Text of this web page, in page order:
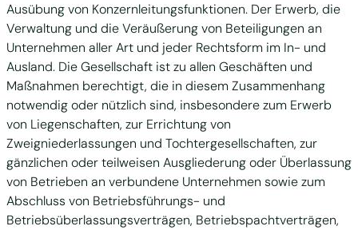
Ausübung von Konzernleitungsfunktionen. Der Erwerb, die
Verwaltung und die Veräußerung von Beteiligungen an
Unternehmen aller Art und jeder Rechtsform im In- und
Ausland. Die Gesellschaft ist zu allen Geschäften und
Maßnahmen berechtigt, die in diesem Zusammenhang
notwendig oder nützlich sind, insbesondere zum Erwerb
von Liegenschaften, zur Errichtung von
Zweigniederlassungen und Tochtergesellschaften, zur
gänzlichen oder teilweisen Ausgliederung oder Überlassung
von Betrieben an verbundene Unternehmen sowie zum
Abschluss von Betriebsführungs- und
Betriebsüberlassungsverträgen, Betriebspachtverträgen,